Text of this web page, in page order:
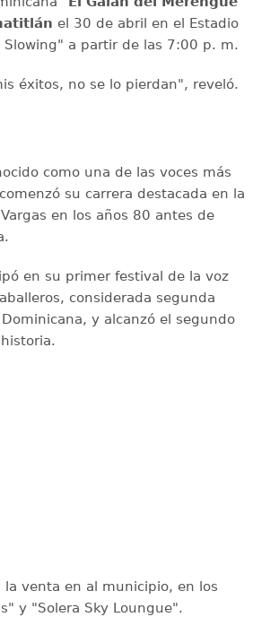
el 30 de abril en el Estadio
Slowing" a partir de las 7:00 p. m.
éxitos, no se lo pierdan", reveló.
como una de las voces más
su carrera destacada en la
en los años 80 antes de
en su primer festival de la voz
considerada segunda
y alcanzó el segundo
la venta en al municipio, en los
y "Solera Sky Loungue".